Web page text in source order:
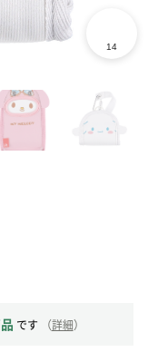
です （詳細）